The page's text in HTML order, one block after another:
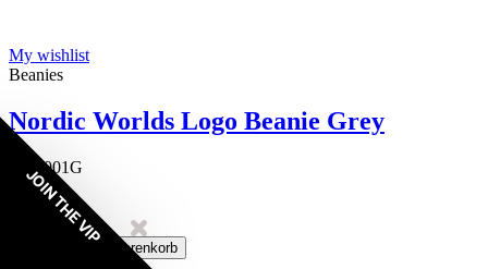
My wishlist
Beanies
Nordic Worlds Logo Beanie Grey
NN2001G
23,80 €
3 Reviews
One-size
In den Warenkorb
JOIN THE VIP